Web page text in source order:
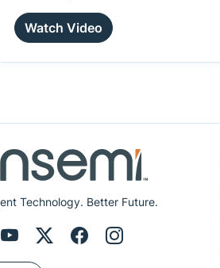
Watch Video
Technology. Better Future.